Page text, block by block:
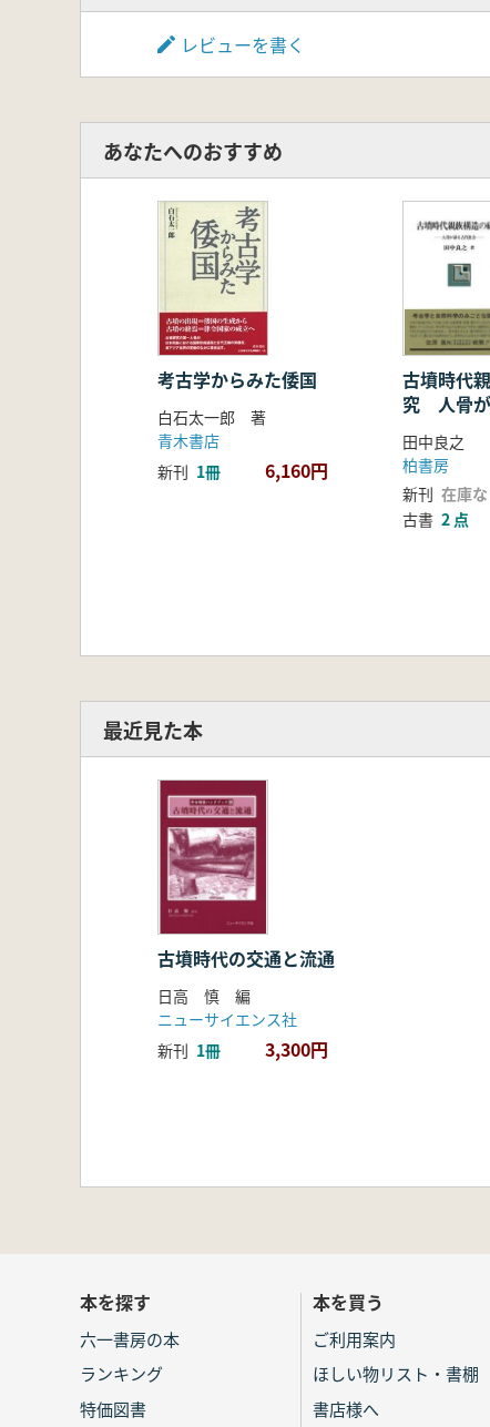
レビューを書く
あなたへのおすすめ
考古学からみた倭国
白石太一郎 著
青木書店
新刊 1冊 6,160円
古墳時代
究 人骨
田中良之
柏書房
新刊 在庫
古書 2 点
最近見た本
古墳時代の交通と流通
日高 慎 編
ニューサイエンス社
新刊 1冊 3,300円
本を探す
六一書房の本
ランキング
特価図書
本を買う
ご利用案内
ほしい物リスト・書棚
書店様へ